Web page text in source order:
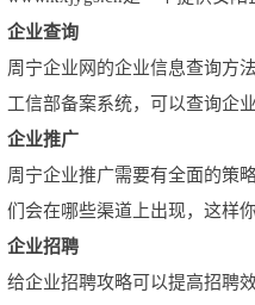
企业查询
周宁企业网的企业信息查询方
工信部备案系统，可以查询企
企业推广
周宁企业推广需要有全面的策
们会在哪些渠道上出现，这样
企业招聘
给企业招聘攻略可以提高招聘